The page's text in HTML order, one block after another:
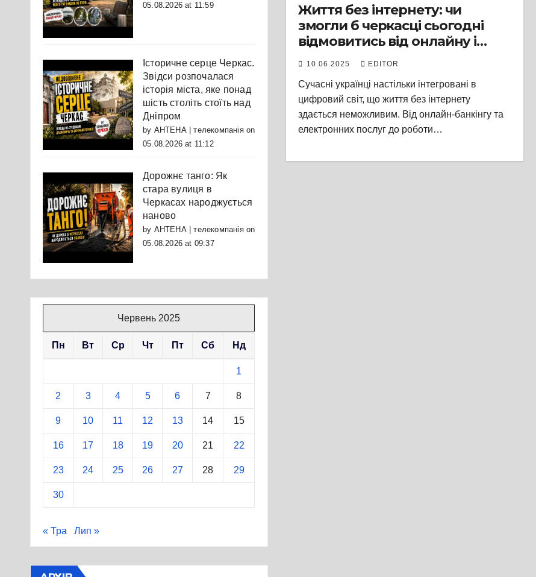
05.08.2026 at 11:59
Історичне серце Черкас.
Звідси розпочалася
історія міста, яке понад
шість століть стоїть над
Дніпром
by АНТЕНА | телекомпаніяon
05.08.2026 at 11:12
Дорожнє танго: Як
стара вулиця в
Черкасах народжується
наново
by АНТЕНА | телекомпаніяon
05.08.2026 at 09:37
Червень 2025
Пн Вт Ср Чт Пт Сб Нд
1
2 3 4 5 6 7 8
9 10 11 12 13 14 15
16 17 18 19 20 21 22
23 24 25 26 27 28 29
30
« Тра Лип »
Життя без інтернету: чи
змогли б черкасці сьогодні
відмовитись від онлайну і
жити офлайн?
10.06.2025 EDITOR
Сучасні українці настільки інтегровані в
цифровий світ, що життя без інтернету
здається неможливим. Від онлайн-банкінгу та
електронних послуг до роботи…